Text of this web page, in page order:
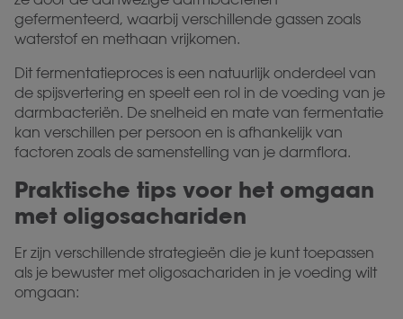
gefermenteerd, waarbij verschillende gassen zoals
waterstof en methaan vrijkomen.
Dit fermentatieproces is een natuurlijk onderdeel van
de spijsvertering en speelt een rol in de voeding van je
darmbacteriën. De snelheid en mate van fermentatie
kan verschillen per persoon en is afhankelijk van
factoren zoals de samenstelling van je darmflora.
Praktische tips voor het omgaan
met oligosachariden
Er zijn verschillende strategieën die je kunt toepassen
als je bewuster met oligosachariden in je voeding wilt
omgaan: